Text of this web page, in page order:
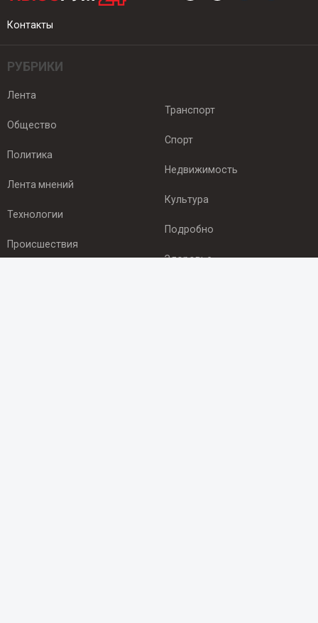
Контакты
РУБРИКИ
Лента
Общество
Политика
Лента мнений
Технологии
Происшествия
Транспорт
Спорт
Недвижимость
Культура
Подробно
Здоровье